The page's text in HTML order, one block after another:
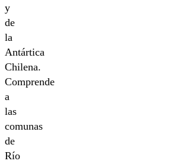
y
de
la
Antártica
Chilena.
Comprende
a
las
comunas
de
Río